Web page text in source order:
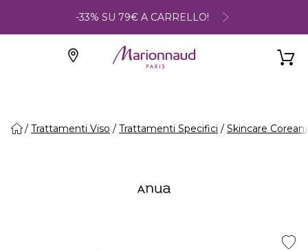
-33% SU 79€ A CARRELLO!
Trattamenti Viso Trattamenti Specifici Skincare